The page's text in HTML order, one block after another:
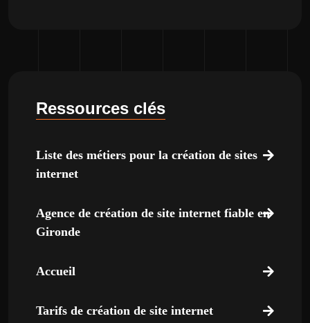
Ressources clés
Liste des métiers pour la création de sites
internet
Agence de création de site internet fiable en
Gironde
Accueil
Tarifs de création de site internet